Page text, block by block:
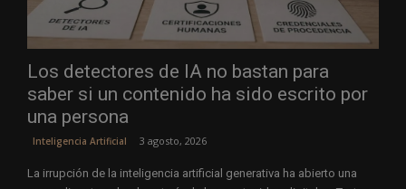
Los detectores de IA no bastan para
saber si un contenido ha sido escrito por
una persona
Inteligencia Artificial 3 agosto, 2026
La irrupción de la inteligencia artificial generativa ha abierto una